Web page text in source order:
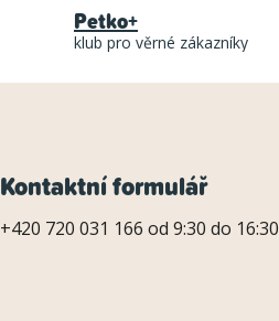
Petko+
klub pro věrné zákazníky
Kontaktní formulář
+420 720 031 166 od 9:30 do 16:30